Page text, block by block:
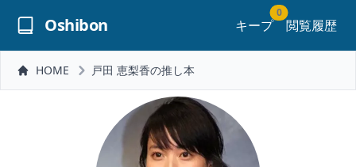
Oshibon キープ
0
閲覧履歴
HOME 戸田 恵梨香の推し本